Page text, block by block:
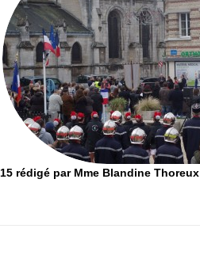
rédigé par Mme Blandine Thoreux